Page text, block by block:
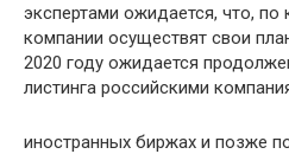
экспертами ожидается, что, по
компании осуществят свои
2020 году ожидается
листинга российскими
иностранных биржах и позже